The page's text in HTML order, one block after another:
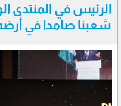
الرئيس في المنتدى
شعبنا صامدا في